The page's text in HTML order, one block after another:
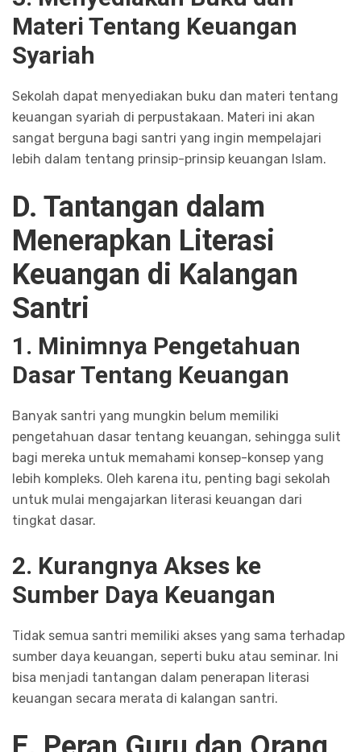
Materi Tentang Keuangan
Syariah
Sekolah dapat menyediakan buku dan materi tentang
keuangan syariah di perpustakaan. Materi ini akan
sangat berguna bagi santri yang ingin mempelajari
lebih dalam tentang prinsip-prinsip keuangan Islam.
D. Tantangan dalam
Menerapkan Literasi
Keuangan di Kalangan
Santri
1. Minimnya Pengetahuan
Dasar Tentang Keuangan
Banyak santri yang mungkin belum memiliki
pengetahuan dasar tentang keuangan, sehingga sulit
bagi mereka untuk memahami konsep-konsep yang
lebih kompleks. Oleh karena itu, penting bagi sekolah
untuk mulai mengajarkan literasi keuangan dari
tingkat dasar.
2. Kurangnya Akses ke
Sumber Daya Keuangan
Tidak semua santri memiliki akses yang sama terhadap
sumber daya keuangan, seperti buku atau seminar. Ini
bisa menjadi tantangan dalam penerapan literasi
keuangan secara merata di kalangan santri.